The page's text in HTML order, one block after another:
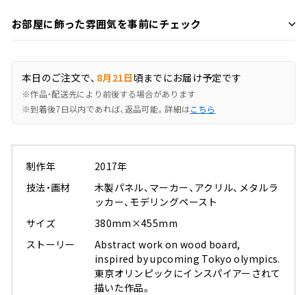
お部屋に飾った雰囲気を事前にチェック
本日のご注文で、 8月21日 頃までにお届け予定です
※作品・配送先により前後する場合があります
※到着後7日以内であれば、返品可能。詳細はこちら
制作年
2017年
技法・画材
木製パネル、マーカー、アクリル、メタルラ
ッカー、モデリングペースト
サイズ
380mm×455mm
ストーリー
Abstract work on wood board,
inspired by upcoming Tokyo olympics.
東京オリンピックにインスパイアーされて
描いた作品。